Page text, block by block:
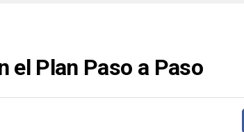
el Plan Paso a Paso